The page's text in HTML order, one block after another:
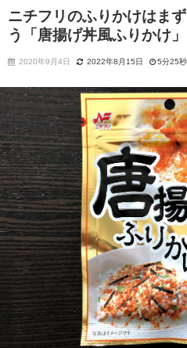
ニチフリのふりかけはま
う「唐揚げ丼風ふりかけ」
2020年9月4日 2022年8月15日 5分25秒